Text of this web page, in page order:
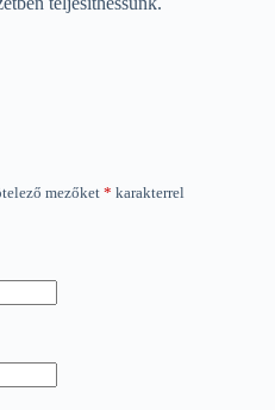
mezőket* karakterrel